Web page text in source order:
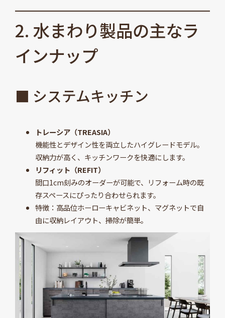
2. 水まわり製品の主なラ
インナップ
■ システムキッチン
トレーシア（TREASIA）
機能性とデザイン性を両立したハイグレードモデル。
収納力が高く、キッチンワークを快適にします。
リフィット（REFIT）
間口1cm刻みのオーダーが可能で、リフォーム時の既
存スペースにぴったり合わせられます。
特徴：高品位ホーローキャビネット、マグネットで自
由に収納レイアウト、掃除が簡単。